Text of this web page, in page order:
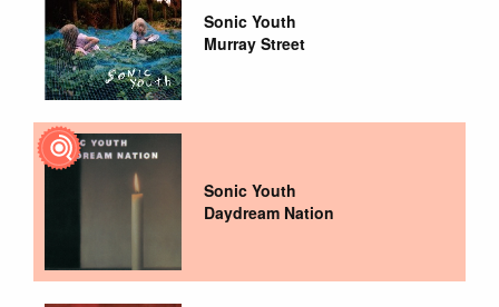
Sonic Youth
Murray Street
Sonic Youth
Daydream Nation